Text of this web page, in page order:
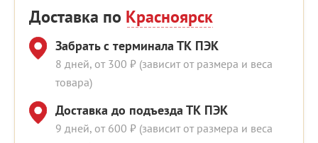
Доставка по Красноярск
Забрать с терминала ТК ПЭК
8 дней, от 300 ₽ (зависит от размера и веса
товара)
Доставка до подъезда ТК ПЭК
9 дней, от 600 ₽ (зависит от размера и веса